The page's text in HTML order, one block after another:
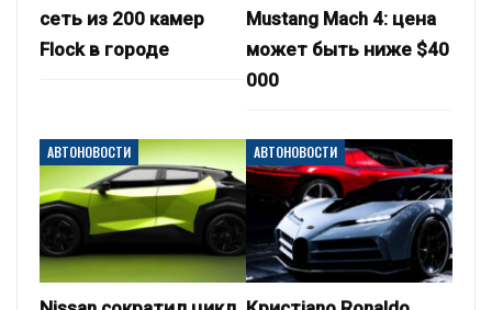
сеть из 200 камер
Flock в городе
Mustang Mach 4: цена
может быть ниже $40
000
АВТОНОВОСТИ АВТОНОВОСТИ